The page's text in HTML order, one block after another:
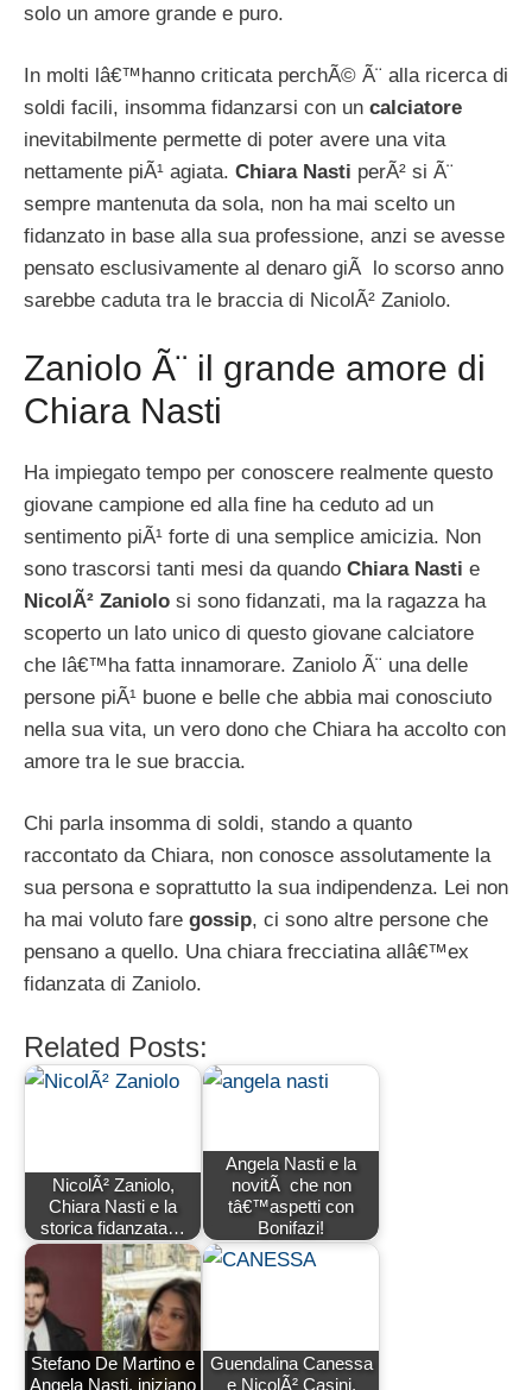
solo un amore grande e puro.
In molti lâ€™hanno criticata perchÃ© Ã¨ alla ricerca di
soldi facili, insomma fidanzarsi con un calciatore
inevitabilmente permette di poter avere una vita
nettamente piÃ¹ agiata. Chiara Nasti perÃ² si Ã¨
sempre mantenuta da sola, non ha mai scelto un
fidanzato in base alla sua professione, anzi se avesse
pensato esclusivamente al denaro giÃ lo scorso anno
sarebbe caduta tra le braccia di NicolÃ² Zaniolo.
Zaniolo Ã¨ il grande amore di
Chiara Nasti
Ha impiegato tempo per conoscere realmente questo
giovane campione ed alla fine ha ceduto ad un
sentimento piÃ¹ forte di una semplice amicizia. Non
sono trascorsi tanti mesi da quando Chiara Nasti e
NicolÃ² Zaniolo si sono fidanzati, ma la ragazza ha
scoperto un lato unico di questo giovane calciatore
che lâ€™ha fatta innamorare. Zaniolo Ã¨ una delle
persone piÃ¹ buone e belle che abbia mai conosciuto
nella sua vita, un vero dono che Chiara ha accolto con
amore tra le sue braccia.
Chi parla insomma di soldi, stando a quanto
raccontato da Chiara, non conosce assolutamente la
sua persona e soprattutto la sua indipendenza. Lei non
ha mai voluto fare gossip, ci sono altre persone che
pensano a quello. Una chiara frecciatina allâ€™ex
fidanzata di Zaniolo.
Related Posts:
NicolÃ² Zaniolo,
Chiara Nasti e la
storica fidanzata…
Angela Nasti e la
novitÃ che non
tâ€™aspetti con
Bonifazi!
Stefano De Martino e
Angela Nasti, iniziano
Guendalina Canessa
e NicolÃ² Casini,